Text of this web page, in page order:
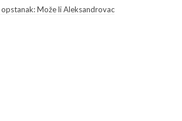
Može li Aleksandrovac